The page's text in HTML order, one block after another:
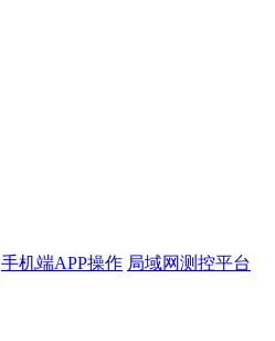
手机端APP操作 局域网测控平台